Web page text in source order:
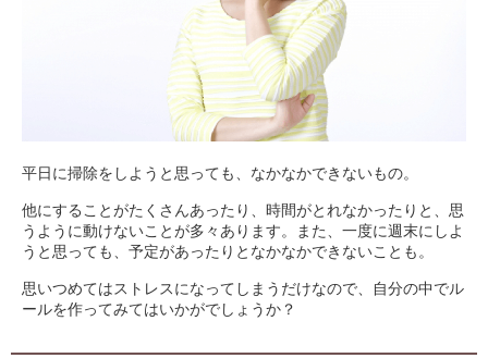
平日に掃除をしようと思っても、なかなかできないもの。
他にすることがたくさんあったり、時間がとれなかったりと、思
うように動けないことが多々あります。また、一度に週末にしよ
うと思っても、予定があったりとなかなかできないことも。
思いつめてはストレスになってしまうだけなので、自分の中でル
ールを作ってみてはいかがでしょうか？